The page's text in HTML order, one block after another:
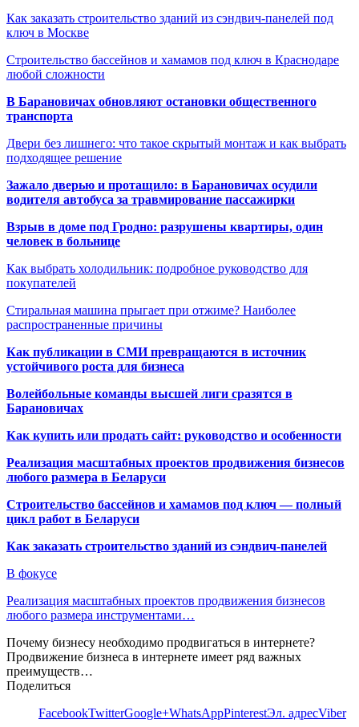
Как заказать строительство зданий из сэндвич-панелей под
ключ в Москве
Строительство бассейнов и хамамов под ключ в Краснодаре
любой сложности
В Барановичах обновляют остановки общественного
транспорта
Двери без лишнего: что такое скрытый монтаж и как выбрать
подходящее решение
Зажало дверью и протащило: в Барановичах осудили
водителя автобуса за травмирование пассажирки
Взрыв в доме под Гродно: разрушены квартиры, один
человек в больнице
Как выбрать холодильник: подробное руководство для
покупателей
Стиральная машина прыгает при отжиме? Наиболее
распространенные причины
Как публикации в СМИ превращаются в источник
устойчивого роста для бизнеса
Волейбольные команды высшей лиги сразятся в
Барановичах
Как купить или продать сайт: руководство и особенности
Реализация масштабных проектов продвижения бизнесов
любого размера в Беларуси
Строительство бассейнов и хамамов под ключ — полный
цикл работ в Беларуси
Как заказать строительство зданий из сэндвич-панелей
В фокусе
Реализация масштабных проектов продвижения бизнесов
любого размера инструментами…
Почему бизнесу необходимо продвигаться в интернете?
Продвижение бизнеса в интернете имеет ряд важных
преимуществ…
Поделиться
FacebookTwitterGoogle+WhatsAppPinterestЭл. адресViber